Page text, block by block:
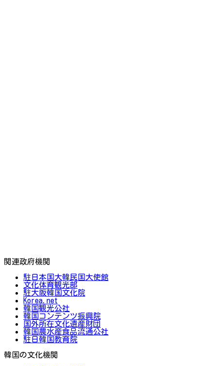
関連政府機関
駐日本国大韓民国大使館
文化体育観光部
駐大阪韓国文化院
Korea.net
韓国観光公社
韓国コンテンツ振興院
国外所在文化遺産財団
韓国農水産食品流通公社
駐日韓国教育院
韓国の文化機関